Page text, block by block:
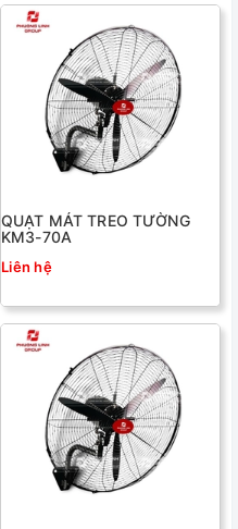
QUẠT MÁT TREO TƯỜNG
KM3-70A
Liên hệ